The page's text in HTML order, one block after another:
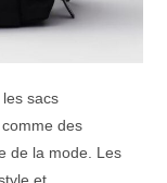
sacs
des
de la mode. Les
et